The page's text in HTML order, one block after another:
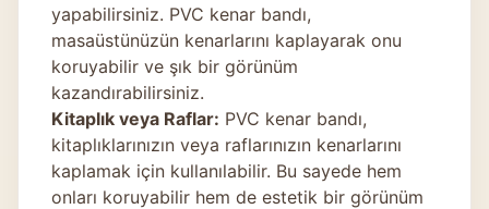
yapabilirsiniz. PVC kenar bandı,
masaüstünüzün kenarlarını kaplayarak onu
koruyabilir ve şık bir görünüm
kazandırabilirsiniz.
Kitaplık veya Raflar: PVC kenar bandı,
kitaplıklarınızın veya raflarınızın kenarlarını
kaplamak için kullanılabilir. Bu sayede hem
onları koruyabilir hem de estetik bir görünüm